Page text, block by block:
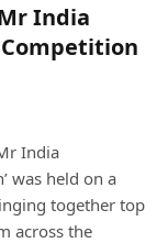
India
India
was held on a
together top
across the